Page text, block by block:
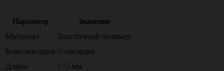
Параметр
Значение
Материал
Эластичный полимер
Комплектация 4 накладки
Длина
175 мм